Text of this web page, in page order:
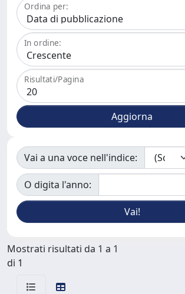
Ordina per:
In ordine:
Risultati/Pagina
Vai a una voce nell'indice:
O digita l'anno:
Mostrati risultati da 1 a 1
di 1